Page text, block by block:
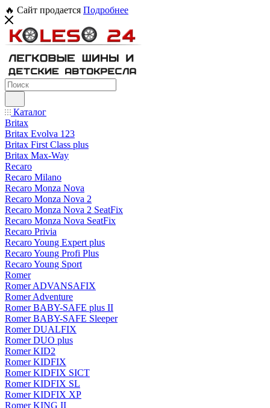
🔥 Сайт продается Подробнее
Каталог
Britax
Britax Evolva 123
Britax First Class plus
Britax Max-Way
Recaro
Recaro Milano
Recaro Monza Nova
Recaro Monza Nova 2
Recaro Monza Nova 2 SeatFix
Recaro Monza Nova SeatFix
Recaro Privia
Recaro Young Expert plus
Recaro Young Profi Plus
Recaro Young Sport
Romer
Romer ADVANSAFIX
Romer Adventure
Romer BABY-SAFE plus II
Romer BABY-SAFE Sleeper
Romer DUALFIX
Romer DUO plus
Romer KID2
Romer KIDFIX
Romer KIDFIX SICT
Romer KIDFIX SL
Romer KIDFIX XP
Romer KING II